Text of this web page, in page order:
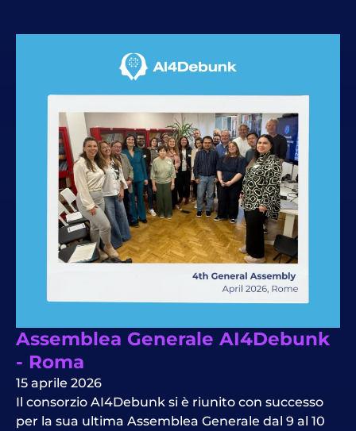
Assemblea Generale AI4Debunk
- Roma
15 aprile 2026
Il consorzio AI4Debunk si è riunito con successo
per la sua ultima Assemblea Generale dal 9 al 10